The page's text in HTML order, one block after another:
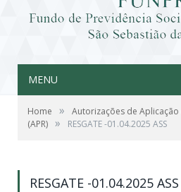
MENU
Home »
Autorizações de Aplicação
(APR) » RESGATE -01.04.2025 ASS
RESGATE -01.04.2025 ASS